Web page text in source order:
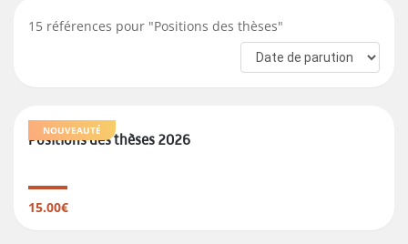
15 références pour "Positions des thèses"
NOUVEAUTÉ
Positions des thèses 2026
15.00€